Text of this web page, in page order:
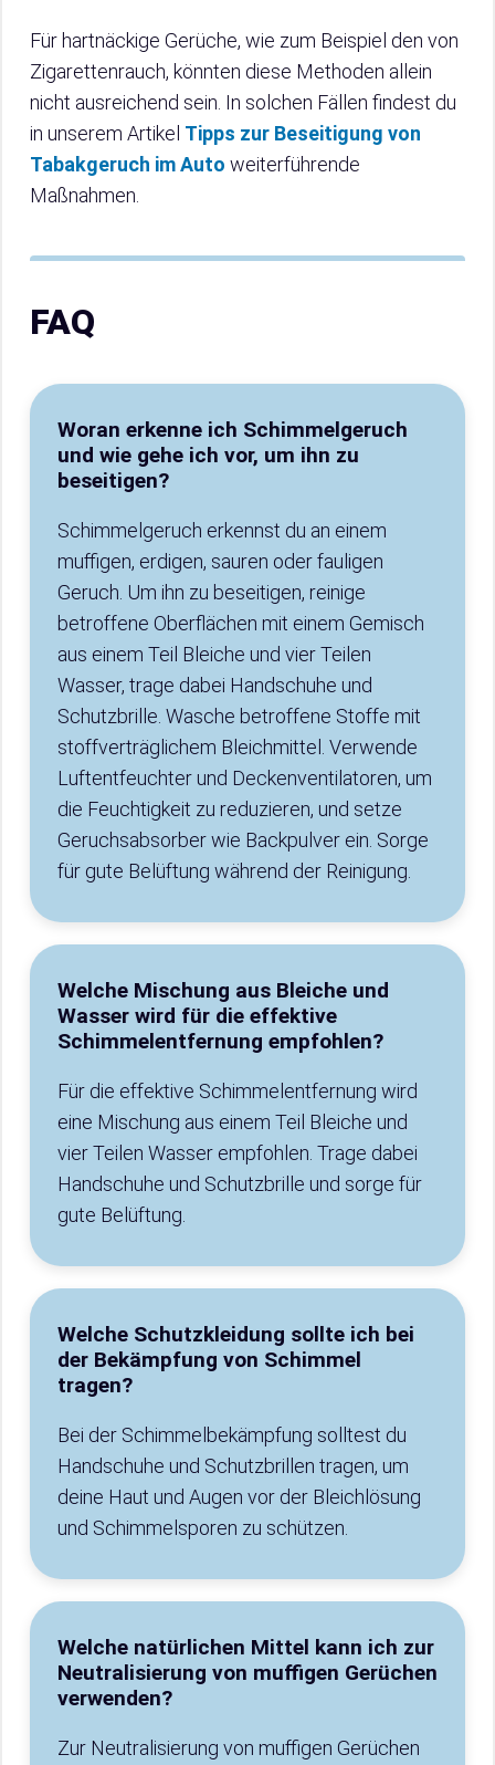
Für hartnäckige Gerüche, wie zum Beispiel den von
Zigarettenrauch, könnten diese Methoden allein
nicht ausreichend sein. In solchen Fällen findest du
in unserem Artikel Tipps zur Beseitigung von
Tabakgeruch im Auto weiterführende
Maßnahmen.
FAQ
Woran erkenne ich Schimmelgeruch
und wie gehe ich vor, um ihn zu
beseitigen?
Schimmelgeruch erkennst du an einem
muffigen, erdigen, sauren oder fauligen
Geruch. Um ihn zu beseitigen, reinige
betroffene Oberflächen mit einem Gemisch
aus einem Teil Bleiche und vier Teilen
Wasser, trage dabei Handschuhe und
Schutzbrille. Wasche betroffene Stoffe mit
stoffverträglichem Bleichmittel. Verwende
Luftentfeuchter und Deckenventilatoren, um
die Feuchtigkeit zu reduzieren, und setze
Geruchsabsorber wie Backpulver ein. Sorge
für gute Belüftung während der Reinigung.
Welche Mischung aus Bleiche und
Wasser wird für die effektive
Schimmelentfernung empfohlen?
Für die effektive Schimmelentfernung wird
eine Mischung aus einem Teil Bleiche und
vier Teilen Wasser empfohlen. Trage dabei
Handschuhe und Schutzbrille und sorge für
gute Belüftung.
Welche Schutzkleidung sollte ich bei
der Bekämpfung von Schimmel
tragen?
Bei der Schimmelbekämpfung solltest du
Handschuhe und Schutzbrillen tragen, um
deine Haut und Augen vor der Bleichlösung
und Schimmelsporen zu schützen.
Welche natürlichen Mittel kann ich zur
Neutralisierung von muffigen Gerüchen
verwenden?
Zur Neutralisierung von muffigen Gerüchen